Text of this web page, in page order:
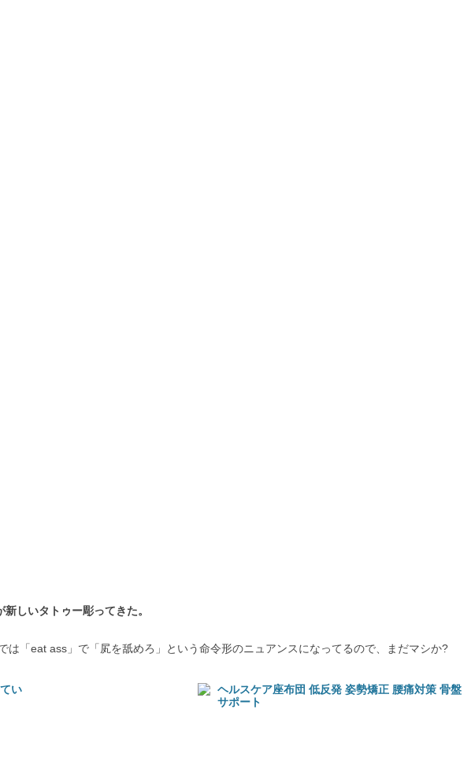
新しいタトゥー彫ってきた。
は「eat ass」で「㞍を舐めろ」という命令形のニュアンスになってるので、まだマシか?
い
ヘルスケア座布団 低反発 姿勢矯正 腰痛対策 骨盤
サポート